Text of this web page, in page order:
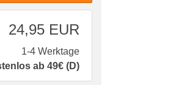
24,95 EUR
1-4 Werktage
ab 49€ (D)